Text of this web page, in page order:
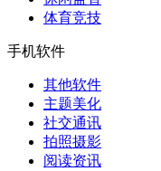
体育竞技
手机软件
其他软件
主题美化
社交通讯
拍照摄影
阅读资讯